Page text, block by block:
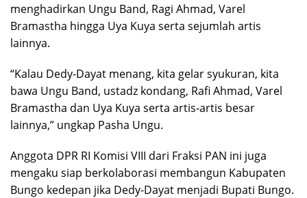
menghadirkan Ungu Band, Ragi Ahmad, Varel
Bramastha hingga Uya Kuya serta sejumlah artis
lainnya.
“Kalau Dedy-Dayat menang, kita gelar syukuran, kita
bawa Ungu Band, ustadz kondang, Rafi Ahmad, Varel
Bramastha dan Uya Kuya serta artis-artis besar
lainnya,” ungkap Pasha Ungu.
Anggota DPR RI Komisi VIII dari Fraksi PAN ini juga
mengaku siap berkolaborasi membangun Kabupaten
Bungo kedepan jika Dedy-Dayat menjadi Bupati Bungo.